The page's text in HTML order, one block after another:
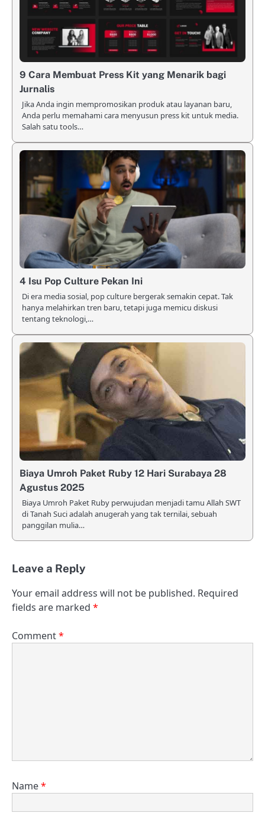
9 Cara Membuat Press Kit yang Menarik bagi
Jurnalis
Jika Anda ingin mempromosikan produk atau layanan baru,
Anda perlu memahami cara menyusun press kit untuk media.
Salah satu tools…
4 Isu Pop Culture Pekan Ini
Di era media sosial, pop culture bergerak semakin cepat. Tak
hanya melahirkan tren baru, tetapi juga memicu diskusi
tentang teknologi,…
Biaya Umroh Paket Ruby 12 Hari Surabaya 28
Agustus 2025
Biaya Umroh Paket Ruby perwujudan menjadi tamu Allah SWT
di Tanah Suci adalah anugerah yang tak ternilai, sebuah
panggilan mulia…
Leave a Reply
Your email address will not be published. Required
fields are marked *
Comment*
Name*